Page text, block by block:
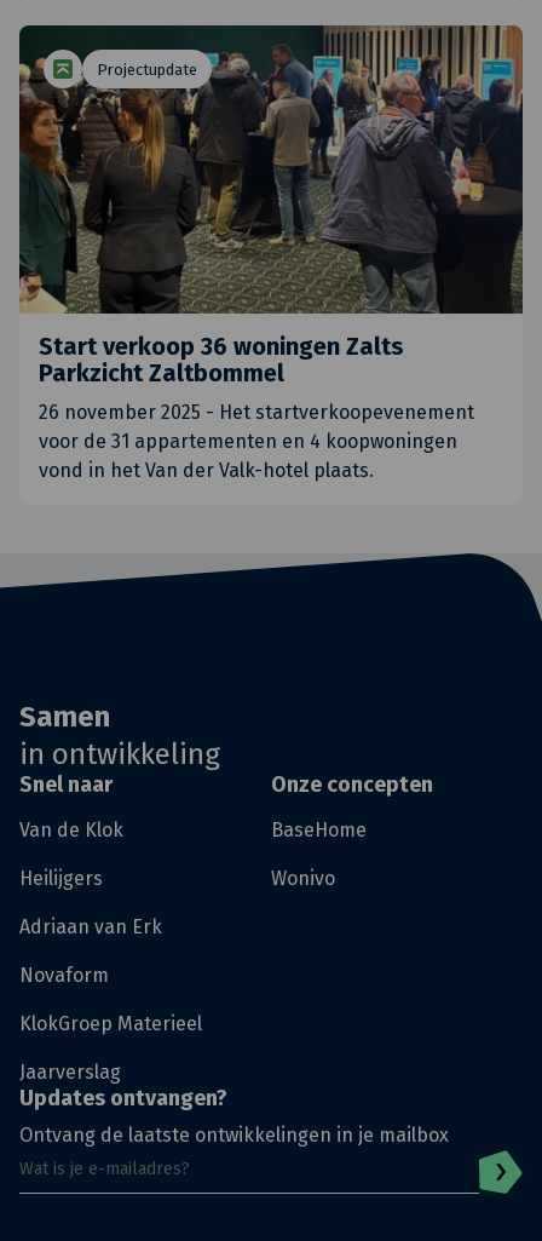
Projectupdate
Start verkoop 36 woningen Zalts
Parkzicht Zaltbommel
26 november 2025 - Het startverkoopevenement
voor de 31 appartementen en 4 koopwoningen
vond in het Van der Valk-hotel plaats.
Samen
in ontwikkeling
Snel naar
Van de Klok
Heilijgers
Adriaan van Erk
Novaform
KlokGroep Materieel
Jaarverslag
Onze concepten
BaseHome
Wonivo
Updates ontvangen?
Ontvang de laatste ontwikkelingen in je mailbox